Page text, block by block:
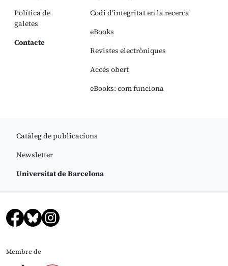
Política de
galetes
Contacte
Codi d’integritat en la recerca
eBooks
Revistes electròniques
Accés obert
eBooks: com funciona
Catàleg de publicacions
Newsletter
Universitat de Barcelona
Membre de